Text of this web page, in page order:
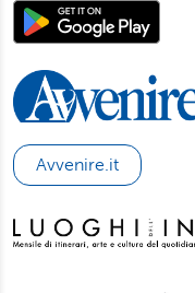
Avvenire.it